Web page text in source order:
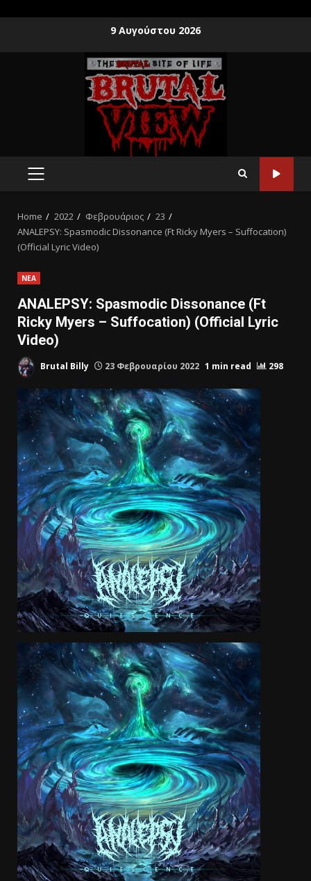
9 Αυγούστου 2026
Home 2022 Φεβρουάριος
23
ANALEPSY: Spasmodic Dissonance (Ft Ricky Myers – Suffocation)
(Official Lyric Video)
ΝΕΑ
ANALEPSY: Spasmodic Dissonance (Ft
Ricky Myers – Suffocation) (Official Lyric
Video)
Brutal Billy 23 Φεβρουαρίου 2022 1 min read 298